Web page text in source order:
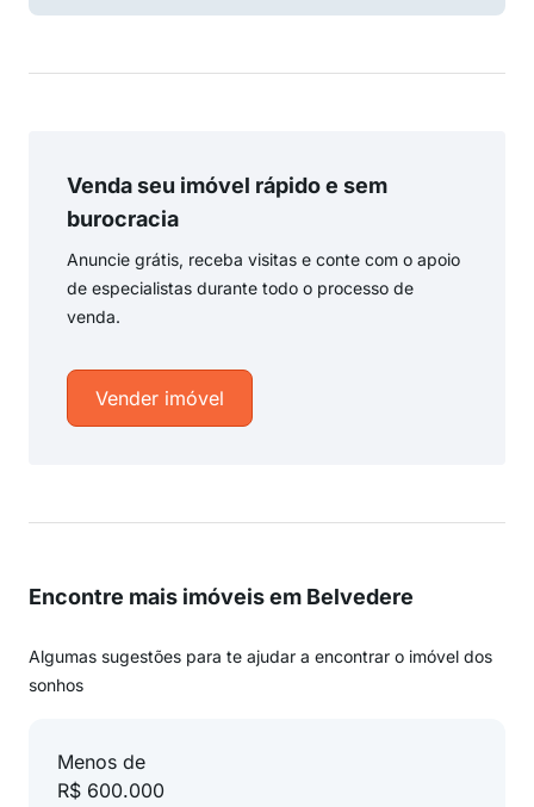
Venda seu imóvel rápido e sem
burocracia
Anuncie grátis, receba visitas e conte com o apoio
de especialistas durante todo o processo de
venda.
Vender imóvel
Encontre mais imóveis em Belvedere
Algumas sugestões para te ajudar a encontrar o imóvel dos
sonhos
Menos de
R$ 600.000